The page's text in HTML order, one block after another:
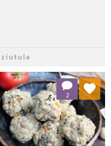
ziutula
2
Dodaj do ulubionych
Wybierz listę: